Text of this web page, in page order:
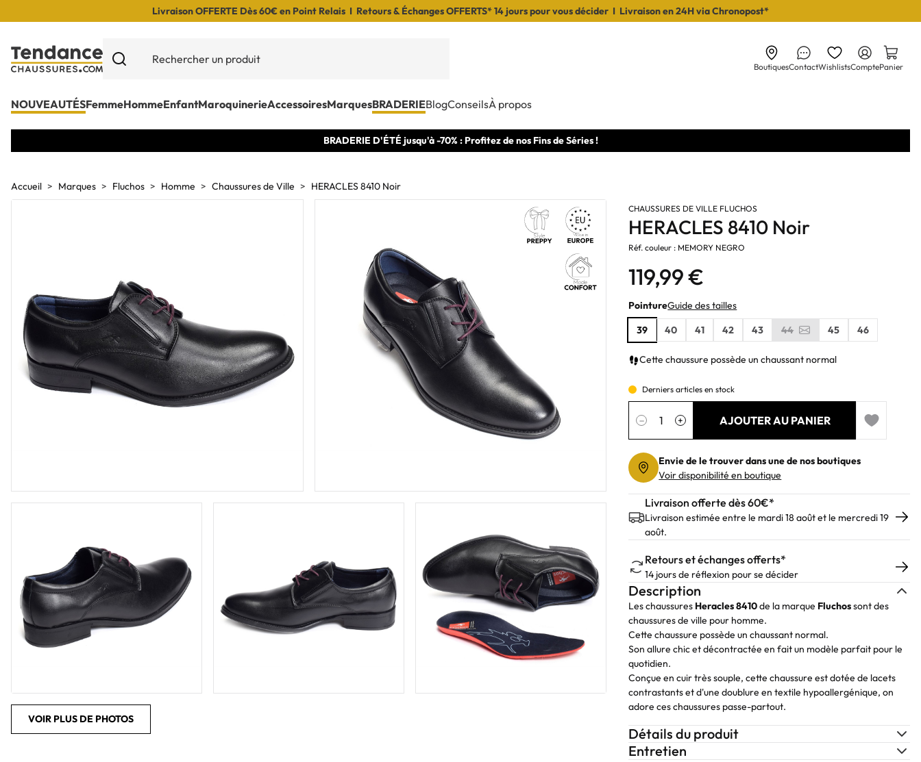
Livraison OFFERTE Dès 60€ en Point Relais I Retours & Échanges OFFERTS* 14 jours pour vous décider I Livraison en 24H via Chronopost*
BoutiquesContactWishlistsComptePanier
NOUVEAUTÉSFemmeHommeEnfantMaroquinerieAccessoiresMarquesBRADERIEBlogConseilsÀ propos
BRADERIE D'ÉTÉ jusqu'à -70% : Profitez de nos Fins de Séries !
Accueil Marques Fluchos Homme Chaussures de Ville HERACLES 8410 Noir
VOIR PLUS DE PHOTOS
CHAUSSURES DE VILLE FLUCHOS
HERACLES 8410 Noir
Réf. couleur : MEMORY NEGRO
119,99 €
PointureGuide des tailles
39
40 41 42 43 44 45 46
Cette chaussure possède un chaussant normal
Derniers articles en stock
− +
AJOUTER AU PANIER
Add to
Envie de le trouver dans une de nos boutiques
Voir disponibilité en boutique
Livraison offerte dès 60€*
Livraison estimée entre le mardi 18 août et le mercredi 19
août.
Retours et échanges offerts*
14 jours de réflexion pour se décider
Description
Les chaussures Heracles 8410de la marque Fluchossont des
chaussures de ville pour homme.
Cette chaussure possède un chaussant normal.
Son allure chic et décontractée en fait un modèle parfait pour le
quotidien.
Conçue en cuir très souple, cette chaussure est dotée de lacets
contrastants et d'une doublure en textile hypoallergénique, on
adore ces chaussures passe-partout.
Détails du produit
Entretien